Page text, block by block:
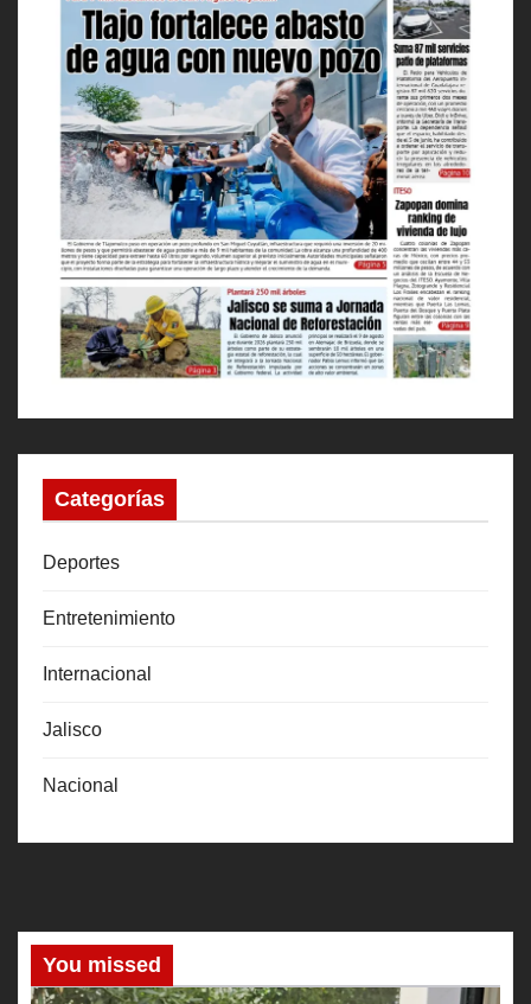
Categorías
Deportes
Entretenimiento
Internacional
Jalisco
Nacional
You missed